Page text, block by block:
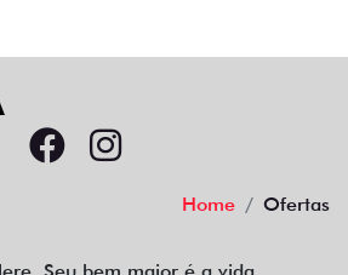
Home Ofertas
Seu bem maior é a vida.